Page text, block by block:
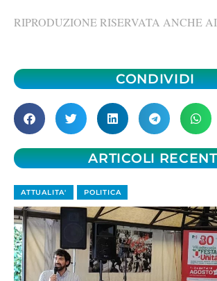
RIPRODUZIONE RISERVATA ANCHE
CONDIVIDI
ARTICOLI
ATTUALITA' POLITICA